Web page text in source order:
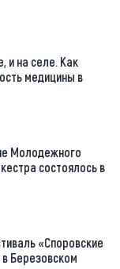
и на селе. Как
медицины в
Молодежного
состоялось в
«Споровские
Березовском